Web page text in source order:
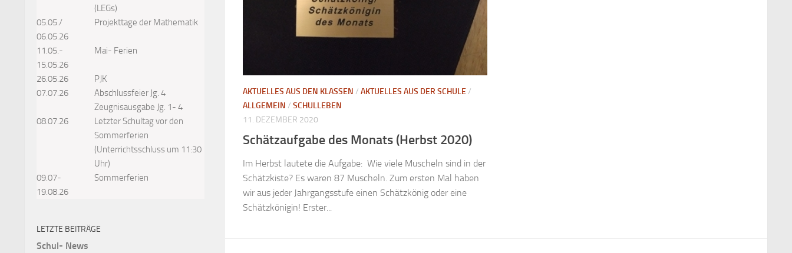
AKTUELLES AUS DEN KLASSEN / AKTUELLES AUS DER SCHULE/
ALLGEMEIN / SCHULLEBEN
11. DEZEMBER 2020
Schätzaufgabe des Monats (Herbst 2020)
Im Herbst lautete die Aufgabe: Wie viele Muscheln sind in der
Schätzkiste? Es waren 87 Muscheln. Zum ersten Mal haben
wir aus jeder Jahrgangsstufe einen Schätzkönig oder eine
Schätzkönigin! Erster...
(LEGs)
05.05./
06.05.26
Projekttage der Mathematik
11.05.-
15.05.26
Mai- Ferien
26.05.26
PJK
07.07.26
Abschlussfeier Jg. 4
Zeugnisausgabe Jg. 1- 4
08.07.26
Letzter Schultag vor den
Sommerferien
(Unterrichtsschluss um 11:30
Uhr)
09.07-
19.08.26
Sommerferien
LETZTE BEITRÄGE
Schul- News